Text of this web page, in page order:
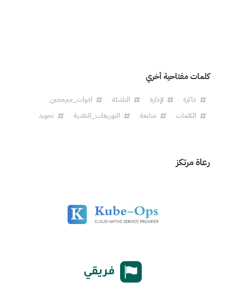
كلمات مفتاحية أخري
ذاكرة لإدارة الناشئة
ادوات_مبرمجين
الكلمات
متابعة التوزيعات_النقدية تجويد
رعاة مرتكز